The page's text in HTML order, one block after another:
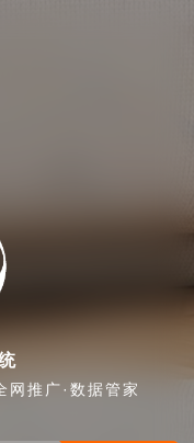
网推广·数据管家